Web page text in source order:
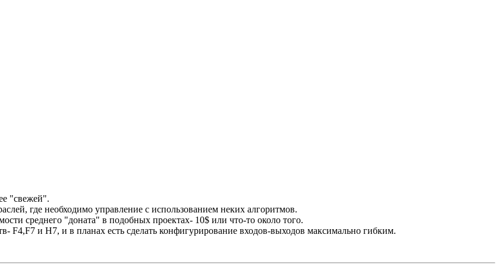
"свежей".
где необходимо управление с использованием неких алгоритмов.
среднего "доната" в подобных проектах- 10$ или что-то около того.
F4,F7 и H7, и в планах есть сделать конфигурирование входов-выходов максимально гибким.